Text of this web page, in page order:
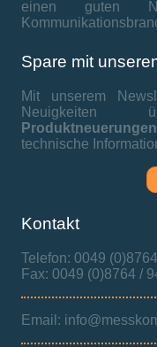
einen guten
Spare mit
Mit unserem
technische
Kontakt
Telefon: 0049
Fax: 0049 (0)8764 /
Email: